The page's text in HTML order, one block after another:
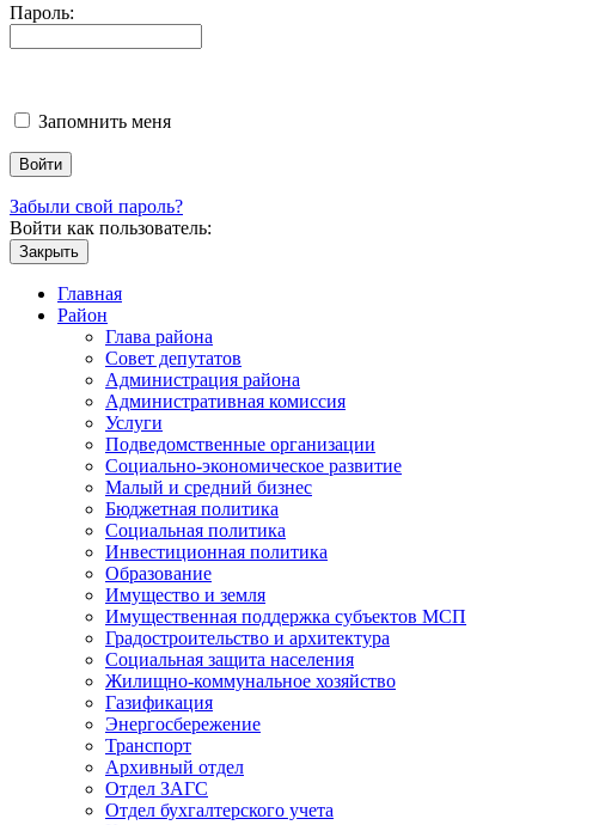
Пароль:
Запомнить меня
Забыли свой пароль?
Войти как пользователь:
Закрыть
Главная
Район
Глава района
Совет депутатов
Администрация района
Административная комиссия
Услуги
Подведомственные организации
Социально-экономическое развитие
Малый и средний бизнес
Бюджетная политика
Социальная политика
Инвестиционная политика
Образование
Имущество и земля
Имущественная поддержка субъектов МСП
Градостроительство и архитектура
Социальная защита населения
Жилищно-коммунальное хозяйство
Газификация
Энергосбережение
Транспорт
Архивный отдел
Отдел ЗАГС
Отдел бухгалтерского учета